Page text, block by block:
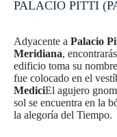
PALACIO PITTI
Adyacente a Palacio
Meridiana,
edificio toma su
fue colocado en el
MediciEl agujero
sol se encuentra en la
la alegoría del Tiempo.